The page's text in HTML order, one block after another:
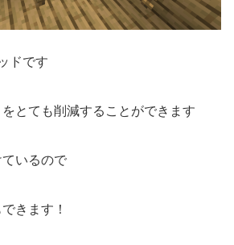
ドです
とても削減することができます
いるので
きます！